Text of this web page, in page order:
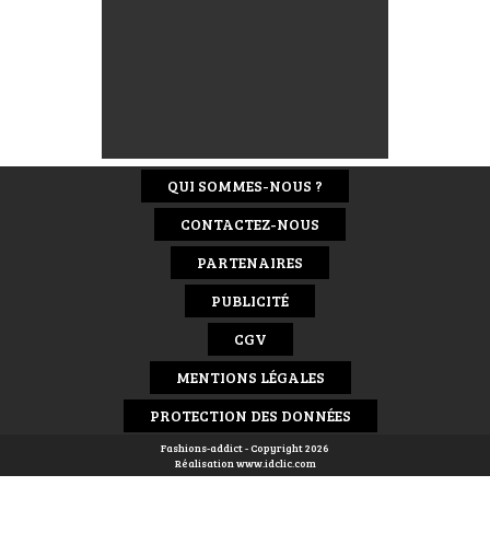
QUI SOMMES-NOUS ?
CONTACTEZ-NOUS
PARTENAIRES
PUBLICITÉ
CGV
MENTIONS LÉGALES
PROTECTION DES DONNÉES
Fashions-addict - Copyright 2026
Réalisationwww.idclic.com